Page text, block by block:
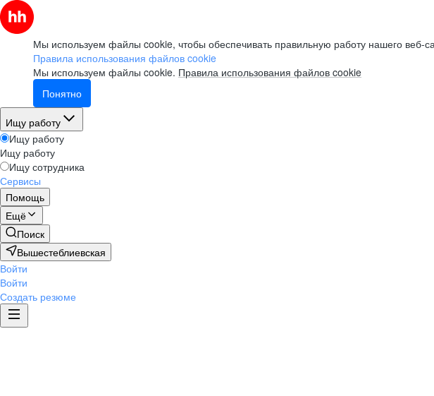
Мы используем файлы cookie, чтобы обеспечивать правильную работу нашего веб-
Правила использования файлов cookie
Мы используем файлы cookie. Правила использования файлов cookie
Понятно
Ищу работу
Ищу работу
Ищу работу
Ищу сотрудника
Сервисы
Помощь
Ещё
Поиск
Вышестеблиевская
Войти
Войти
Создать резюме